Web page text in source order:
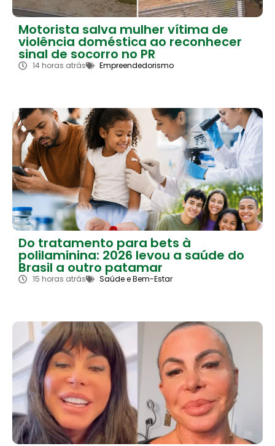
Motorista salva mulher vítima de
violência doméstica ao reconhecer
sinal de socorro no PR
14 horas atrás Empreendedorismo
Do tratamento para bets à
polilaminina: 2026 levou a saúde do
Brasil a outro patamar
15 horas atrás Saúde e Bem-Estar